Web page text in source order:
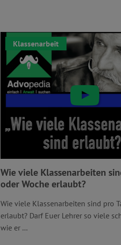
Klassenarbeit
Wie viele Klassenarbeiten
oder Woche erlaubt?
Wie viele Klassenarbeiten sind pro
erlaubt? Darf Euer Lehrer so viele
wie er ...